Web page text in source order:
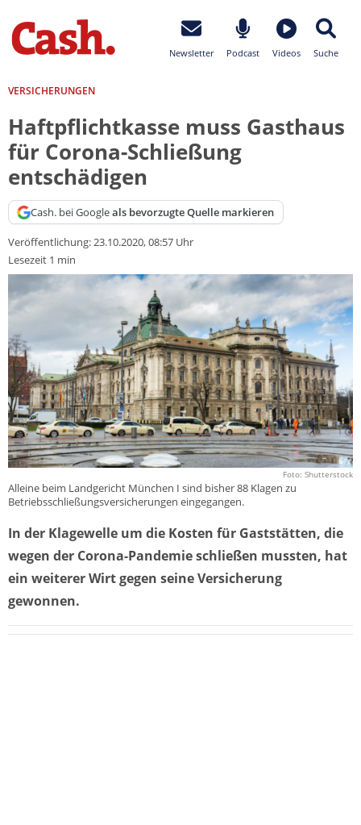
Newsletter Podcast Videos Suche
VERSICHERUNGEN
Haftpflichtkasse muss Gasthaus
für Corona-Schließung
entschädigen
Cash. bei Googleals bevorzugte Quelle markieren
Veröffentlichung:23.10.2020, 08:57 Uhr
Lesezeit 1 min
Foto: Shutterstock
Alleine beim Landgericht München I sind bisher 88 Klagen zu
Betriebsschließungsversicherungen eingegangen.
In der Klagewelle um die Kosten für Gaststätten, die
wegen der Corona-Pandemie schließen mussten, hat
ein weiterer Wirt gegen seine Versicherung
gewonnen.